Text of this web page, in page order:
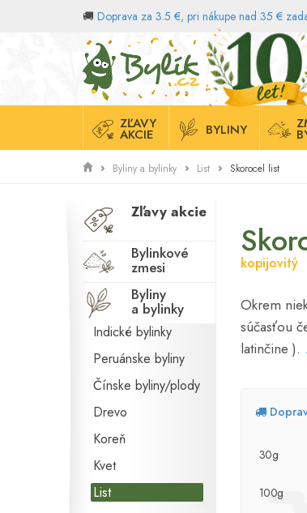
🚚 Doprava za 3.5 €, pri nákupe nad 35 €
Domov
ZĽAVY
AKCIE BYLINY
Byliny a bylinky List Skorocel list
Zľavy akcie
Bylinkové
zmesi
Byliny
a bylinky
Indické bylinky
Peruánske byliny
Čínske byliny/plody
Drevo
Koreň
Kvet
List
kopijovitý
Okrem
súčasťou
latinčine ).
30g
100g